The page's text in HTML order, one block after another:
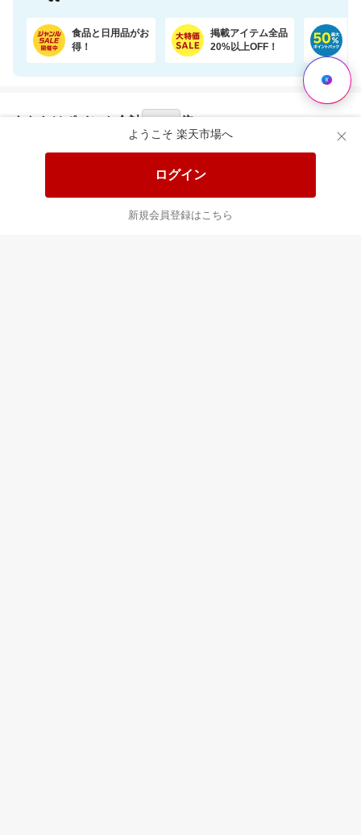
ようこそ 楽天市場へ
ログイン
新規会員登録はこちら
食品と日用品がお
得！
掲載アイテム全品
20%以上OFF！
あなたはポイント 合計 倍